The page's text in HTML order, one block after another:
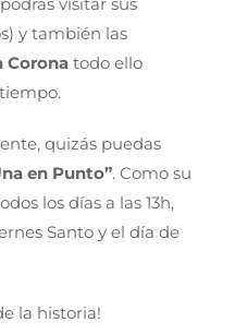
visitar sus
y también las
Coronatodo ello
quizás puedas
en Punto”. Como su
los días a las 13h,
Santo y el día de
la historia!